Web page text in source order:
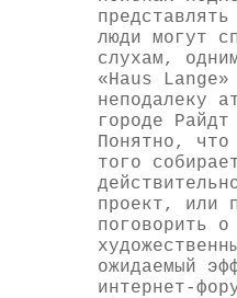
люди могут
слухам,
«Haus
неподалеку
городе
Понятно, что
того
проект, или
поговорить
ожидаемый
интернет-